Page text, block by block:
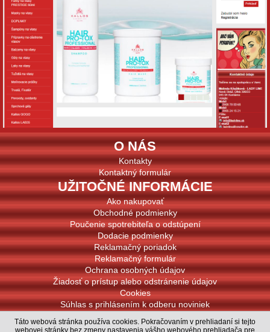
O NÁS
Kontakty
Kontaktný formulár
UŽITOČNÉ INFORMÁCIE
Ako nakupovať
Obchodné podmienky
Poučenie spotrebiteľa o odstúpení
Dodacie podmienky
Reklamačný poriadok
Reklamačný formulár
Ochrana osobných údajov
Žiadosť o prístup alebo odstránenie údajov
Cookies
Súhlas s prihlásením k odberu noviniek
PODPOROVANÉ PLATBY
Táto webová stránka používa cookies. Pokračovaním v prehliadaní si tejto
webovej stránky bez zmeny nastavenia vášho webového prehliadača pre